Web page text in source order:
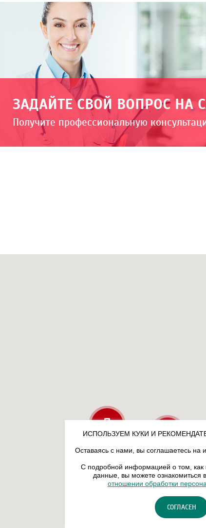
ЗАДАЙТЕ СВОЙ ВОПРОС НА
Получите профессиональную
ИСПОЛЬЗУЕМ КУКИ И
Оставаясь с нами, вы соглашаетесь на
С подробной информацией о том,
данные, вы можете ознакомиться
отношении обработки
СОГЛАСЕН